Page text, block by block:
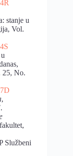
stanje u
Vol.
25, No.
,
Službeni